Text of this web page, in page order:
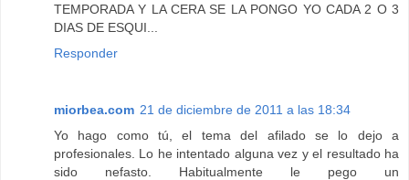
TEMPORADA Y LA CERA SE LA PONGO YO CADA 2 O 3
DIAS DE ESQUI...
Responder
miorbea.com 21 de diciembre de 2011 a las 18:34
Yo hago como tú, el tema del afilado se lo dejo a
profesionales. Lo he intentado alguna vez y el resultado ha
sido nefasto. Habitualmente le pego un